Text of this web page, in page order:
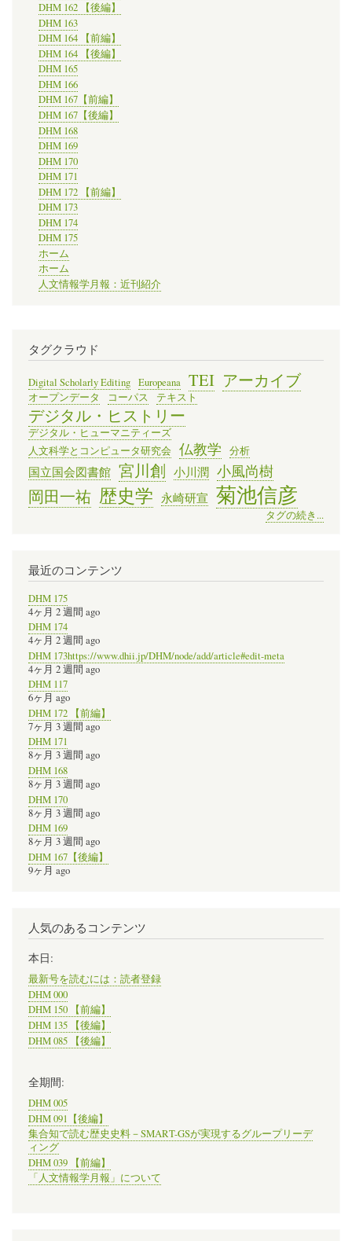
DHM 162 【後編】
DHM 163
DHM 164 【前編】
DHM 164 【後編】
DHM 165
DHM 166
DHM 167【前編】
DHM 167【後編】
DHM 168
DHM 169
DHM 170
DHM 171
DHM 172 【前編】
DHM 173
DHM 174
DHM 175
ホーム
ホーム
人文情報学月報：近刊紹介
タグクラウド
Digital Scholarly Editing Europeana TEI アーカイブ
オープンデータ コーパス テキスト
デジタル・ヒストリー
デジタル・ヒューマニティーズ
人文科学とコンピュータ研究会
仏教学 分析
国立国会図書館 宮川創 小川潤 小風尚樹
岡田一祐 歴史学 永崎研宣 菊池信彦
タグの続き...
最近のコンテンツ
DHM 175
4ヶ月 2 週間 ago
DHM 174
4ヶ月 2 週間 ago
DHM 173https://www.dhii.jp/DHM/node/add/article#edit-meta
4ヶ月 2 週間 ago
DHM 117
6ヶ月 ago
DHM 172 【前編】
7ヶ月 3 週間 ago
DHM 171
8ヶ月 3 週間 ago
DHM 168
8ヶ月 3 週間 ago
DHM 170
8ヶ月 3 週間 ago
DHM 169
8ヶ月 3 週間 ago
DHM 167【後編】
9ヶ月 ago
人気のあるコンテンツ
本日:
最新号を読むには：読者登録
DHM 000
DHM 150 【前編】
DHM 135 【後編】
DHM 085 【後編】
全期間:
DHM 005
DHM 091【後編】
集合知で読む歴史史料－SMART-GSが実現するグループリーデ
ィング
DHM 039 【前編】
「人文情報学月報」について